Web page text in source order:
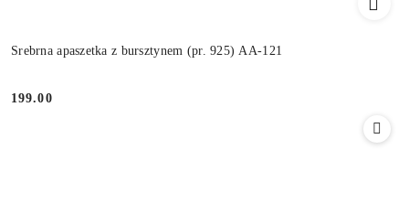
Srebrna apaszetka z bursztynem (pr. 925) AA-121
Cena:
199.00